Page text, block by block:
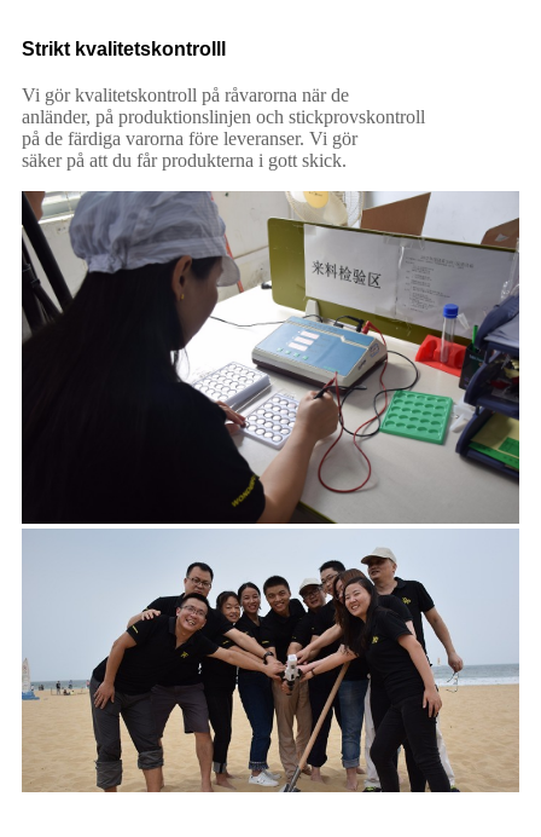
Strikt kvalitetskontroll
Vi gör kvalitetskontroll på råvarorna när de
anländer, på produktionslinjen och stickprovskontroll
på de färdiga varorna före leveranser. Vi gör
säker på att du får produkterna i gott skick.